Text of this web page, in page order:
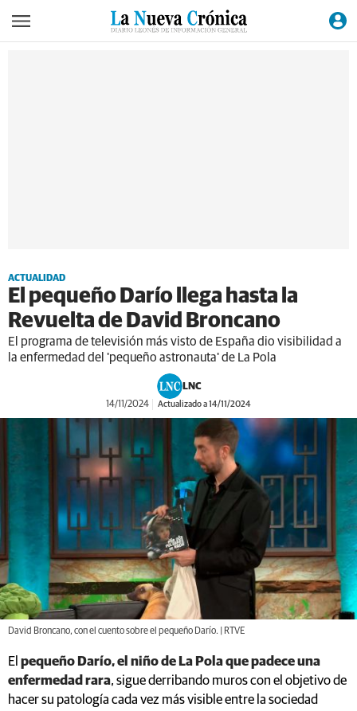
ACTUALIDAD
El pequeño Darío llega hasta la
Revuelta de David Broncano
El programa de televisión más visto de España dio visibilidad a
la enfermedad del 'pequeño astronauta' de La Pola
LNC
14/11/2024 Actualizado a 14/11/2024
David Broncano, con el cuento sobre el pequeño Darío. | RTVE
El pequeño Darío, el niño de La Pola que padece una
enfermedad rara, sigue derribando muros con el objetivo de
hacer su patología cada vez más visible entre la sociedad